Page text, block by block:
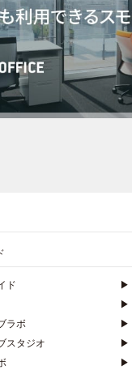
ド
ラボ
スタジオ
▶
▶
▶
▶
▶